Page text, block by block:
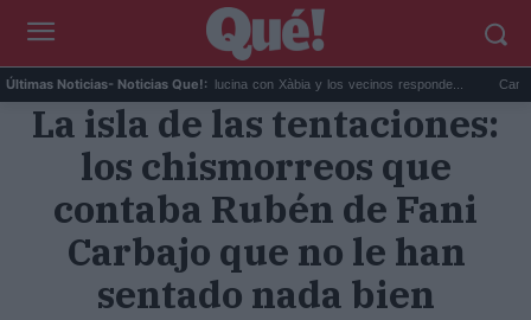
Últimas Noticias- Noticias Que!:
e... Joe Jonas alucina con Xàbia y los vecinos responde... Caminar
La isla de las tentaciones:
los chismorreos que
contaba Rubén de Fani
Carbajo que no le han
sentado nada bien